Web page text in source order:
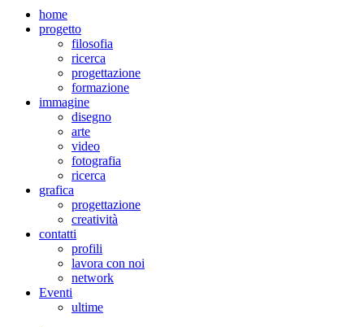
home
progetto
filosofia
ricerca
progettazione
formazione
immagine
disegno
arte
video
fotografia
ricerca
grafica
progettazione
creatività
contatti
profili
lavora con noi
network
Eventi
ultime